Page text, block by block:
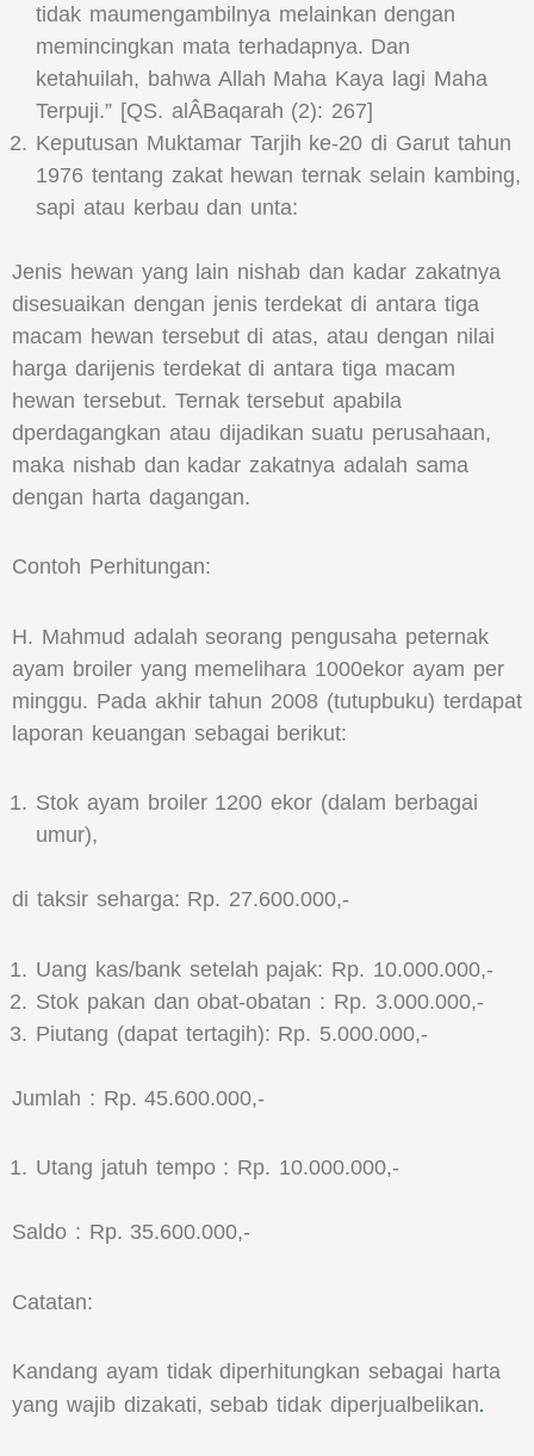
tidak maumengambilnya melainkan dengan
memincingkan mata terhadapnya. Dan
ketahuilah, bahwa Allah Maha Kaya lagi Maha
Terpuji.” [QS. alÂ­Baqarah (2): 267]
Keputusan Muktamar Tarjih ke-20 di Garut tahun
1976 tentang zakat hewan ternak selain kambing,
sapi atau kerbau dan unta:
Jenis hewan yang lain nishab dan kadar zakatnya
disesuaikan dengan jenis terdekat di antara tiga
macam hewan tersebut di atas, atau dengan nilai
harga darijenis terdekat di antara tiga macam
hewan tersebut. Ternak tersebut apabila
dperdagangkan atau dijadikan suatu perusahaan,
maka nishab dan kadar zakatnya adalah sama
dengan harta dagangan.
Contoh Perhitungan:
H. Mahmud adalah seorang pengusaha peternak
ayam broiler yang memelihara 1000ekor ayam per
minggu. Pada akhir tahun 2008 (tutupbuku) terdapat
laporan keuangan sebagai berikut:
Stok ayam broiler 1200 ekor (dalam berbagai
umur),
di taksir seharga: Rp. 27.600.000,-
Uang kas/bank setelah pajak: Rp. 10.000.000,-
Stok pakan dan obat-obatan : Rp. 3.000.000,-
Piutang (dapat tertagih): Rp. 5.000.000,-
Jumlah : Rp. 45.600.000,-
Utang jatuh tempo : Rp. 10.000.000,-
Saldo : Rp. 35.600.000,-
Catatan:
Kandang ayam tidak diperhitungkan sebagai harta
yang wajib dizakati, sebab tidak diperjualbelikan.